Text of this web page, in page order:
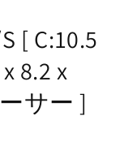
[ C:10.5
8.2 x
サー ]